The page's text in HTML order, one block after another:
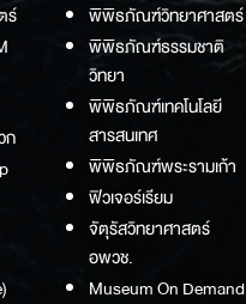
ร์
ก
พิพิธภัณฑ์วิทยาศาสตร์
พิพิธภัณฑ์ธรรมชาติ
วิทยา
พิพิธภัณฑ์เทคโนโลยี
สารสนเทศ
พิพิธภัณฑ์พระรามเก้า
ฟิวเจอร์เรียม
จัตุรัสวิทยาศาสตร์
อพวช.
Museum On Demand